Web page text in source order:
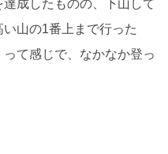
成したものの、下山して
山の1番上まで行った
て感じで、なかなか登っ